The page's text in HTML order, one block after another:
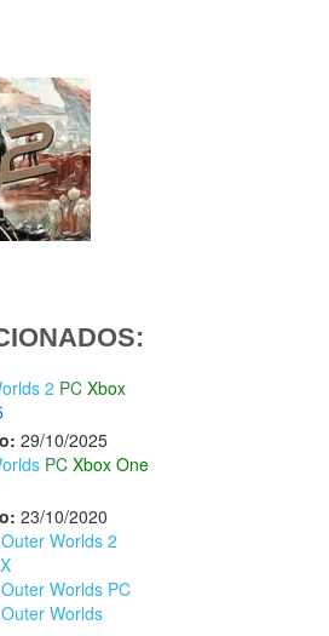
2 PC Xbox
29/10/2025
PC Xbox One
23/10/2020
Worlds 2
Worlds PC
Worlds